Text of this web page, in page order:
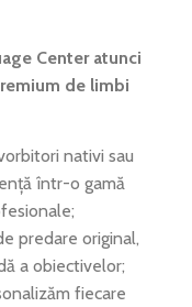
Center atunci
de limbi
nativi sau
într-o gamă
predare original,
a obiectivelor;
fiecare